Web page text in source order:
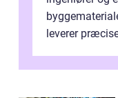
leverer